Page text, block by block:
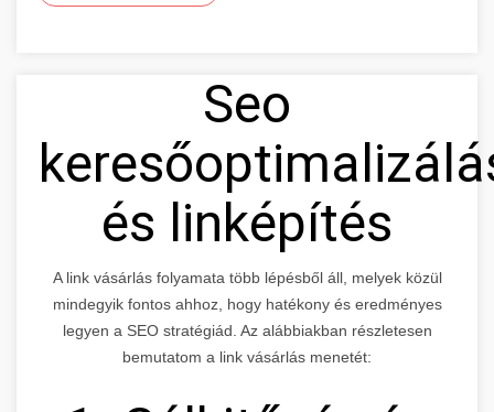
Seo
és linképítés
A link vásárlás folyamata több lépésből áll, melyek közül
mindegyik fontos ahhoz, hogy hatékony és eredményes
legyen a SEO stratégiád. Az alábbiakban részletesen
bemutatom a link vásárlás menetét: